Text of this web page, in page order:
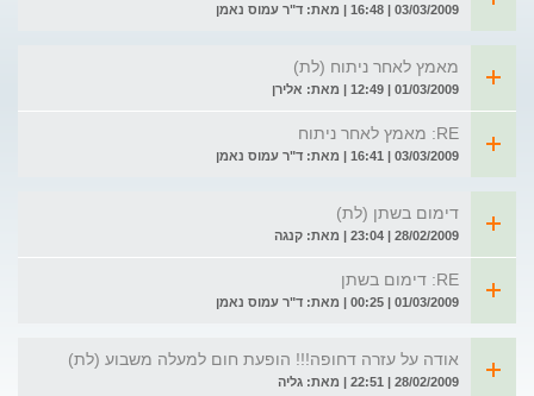
03/03/2009 | 16:48 | מאת: ד"ר עמוס נאמן
מאמץ לאחר ניתוח (לת)
01/03/2009 | 12:49 | מאת: אלירן
RE: מאמץ לאחר ניתוח
03/03/2009 | 16:41 | מאת: ד"ר עמוס נאמן
דימום בשתן (לת)
28/02/2009 | 23:04 | מאת: קנגה
RE: דימום בשתן
01/03/2009 | 00:25 | מאת: ד"ר עמוס נאמן
אודה על עזרה דחופה!!! הופעת חום למעלה משבוע (לת)
28/02/2009 | 22:51 | מאת: גליה